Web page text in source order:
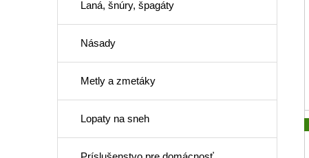
Laná, šnúry, špagáty
Násady
Metly a zmetáky
Lopaty na sneh